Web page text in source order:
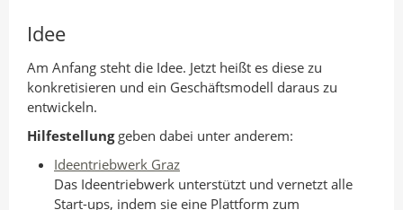
Idee
Am Anfang steht die Idee. Jetzt heißt es diese zu
konkretisieren und ein Geschäftsmodell daraus zu
entwickeln.
Hilfestellung geben dabei unter anderem:
Ideentriebwerk Graz
Das Ideentriebwerk unterstützt und vernetzt alle
Start-ups, indem sie eine Plattform zum